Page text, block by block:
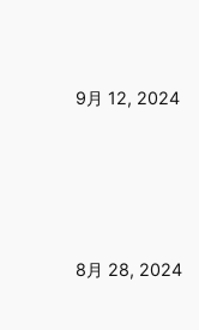
9月 12, 2024
8月 28, 2024